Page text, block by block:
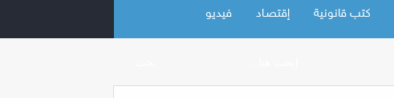
كتب قانونية إقتصـاد فيديو